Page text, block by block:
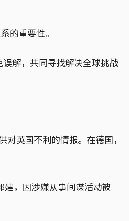
的重要性。
解，共同寻找解决全球挑战
英国不利的情报。在德国，
，因涉嫌从事间谍活动被